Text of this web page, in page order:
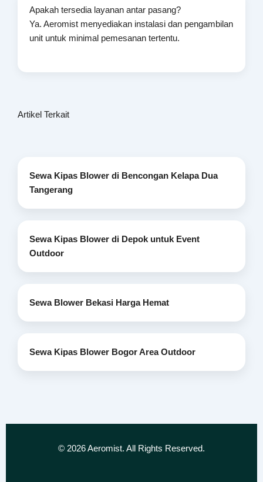
Apakah tersedia layanan antar pasang?
Ya. Aeromist menyediakan instalasi dan pengambilan
unit untuk minimal pemesanan tertentu.
Artikel Terkait
Sewa Kipas Blower di Bencongan Kelapa Dua
Tangerang
Sewa Kipas Blower di Depok untuk Event
Outdoor
Sewa Blower Bekasi Harga Hemat
Sewa Kipas Blower Bogor Area Outdoor
© 2026Aeromist. All Rights Reserved.